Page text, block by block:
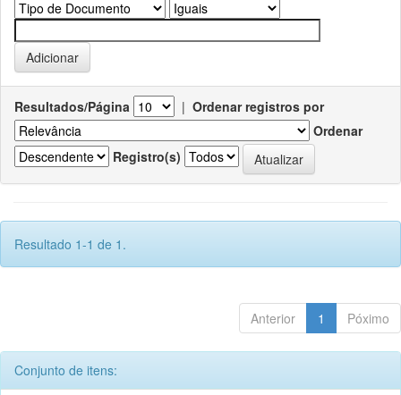
Resultados/Página | Ordenar registros por
Ordenar
Registro(s)
Resultado 1-1 de 1.
Anterior 1 Póximo
Conjunto de itens: